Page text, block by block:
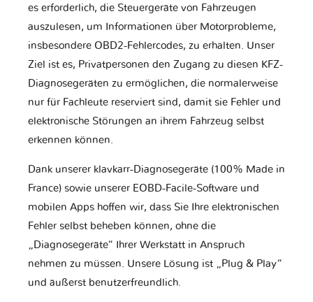
es erforderlich, die Steuergeräte von Fahrzeugen
auszulesen, um Informationen über Motorprobleme,
insbesondere OBD2-Fehlercodes, zu erhalten. Unser
Ziel ist es, Privatpersonen den Zugang zu diesen KFZ-
Diagnosegeräten zu ermöglichen, die normalerweise
nur für Fachleute reserviert sind, damit sie Fehler und
elektronische Störungen an ihrem Fahrzeug selbst
erkennen können.
Dank unserer klavkarr-Diagnosegeräte (100% Made in
France) sowie unserer EOBD-Facile-Software und
mobilen Apps hoffen wir, dass Sie Ihre elektronischen
Fehler selbst beheben können, ohne die
„Diagnosegeräte“ Ihrer Werkstatt in Anspruch
nehmen zu müssen. Unsere Lösung ist „Plug & Play“
und äußerst benutzerfreundlich.